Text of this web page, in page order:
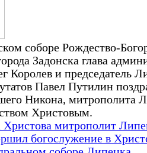
соборе Рождество-
Задонска глава
Королев и председатель
Павел Путилин
Никона, митрополита
Христовым.
Христова митрополит
богослужение в